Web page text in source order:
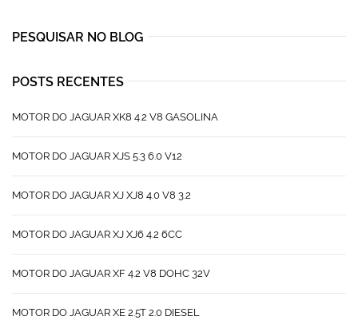
PESQUISAR NO BLOG
POSTS RECENTES
MOTOR DO JAGUAR XK8 4.2 V8 GASOLINA
MOTOR DO JAGUAR XJS 5.3 6.0 V12
MOTOR DO JAGUAR XJ XJ8 4.0 V8 3.2
MOTOR DO JAGUAR XJ XJ6 4.2 6CC
MOTOR DO JAGUAR XF 4.2 V8 DOHC 32V
MOTOR DO JAGUAR XE 2.5T 2.0 DIESEL